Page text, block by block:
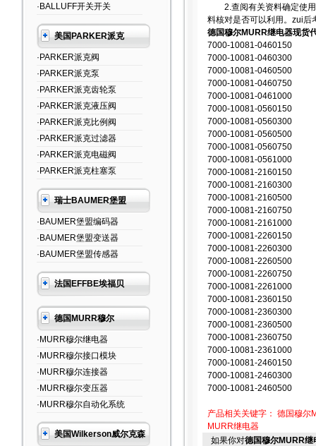
·BALLUFF开关开关
美国PARKER派克
·PARKER派克阀
·PARKER派克泵
·PARKER派克齿轮泵
·PARKER派克液压阀
·PARKER派克比例阀
·PARKER派克过滤器
·PARKER派克电磁阀
·PARKER派克柱塞泵
瑞士BAUMER堡盟
·BAUMER堡盟编码器
·BAUMER堡盟变送器
·BAUMER堡盟传感器
法国EFFBE埃福贝
德国MURR穆尔
·MURR穆尔继电器
·MURR穆尔接口模块
·MURR穆尔连接器
·MURR穆尔变压器
·MURR穆尔自动化系统
美国Wilkerson威尔克森
2.查阅有关资料确定使用
料核对是否可以利用。zui后
德国穆尔MURR继电器现货
7000-10081-0460150
7000-10081-0460300
7000-10081-0460500
7000-10081-0460750
7000-10081-0461000
7000-10081-0560150
7000-10081-0560300
7000-10081-0560500
7000-10081-0560750
7000-10081-0561000
7000-10081-2160150
7000-10081-2160300
7000-10081-2160500
7000-10081-2160750
7000-10081-2161000
7000-10081-2260150
7000-10081-2260300
7000-10081-2260500
7000-10081-2260750
7000-10081-2261000
7000-10081-2360150
7000-10081-2360300
7000-10081-2360500
7000-10081-2360750
7000-10081-2361000
7000-10081-2460150
7000-10081-2460300
7000-10081-2460500
产品相关关键字： 德国穆尔
MURR继电器
如果你对德国穆尔MURR继